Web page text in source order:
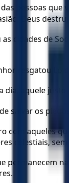
pessoas
Deus
cidades de
resgatou
dia, aquele
salvar os
com aqueles
celestiais,
permanecem